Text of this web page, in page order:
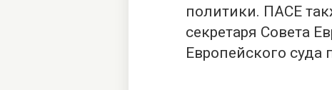
политики. ПАСЕ
секретаря Совета
Европейского суда